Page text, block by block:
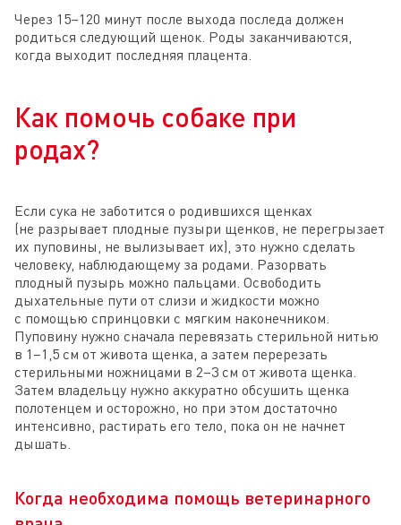
Через 15–120 минут после выхода последа должен
родиться следующий щенок. Роды заканчиваются,
когда выходит последняя плацента.
Как помочь собаке при
родах?
Если сука не заботится о родившихся щенках
(не разрывает плодные пузыри щенков, не перегрызает
их пуповины, не вылизывает их), это нужно сделать
человеку, наблюдающему за родами. Разорвать
плодный пузырь можно пальцами. Освободить
дыхательные пути от слизи и жидкости можно
с помощью спринцовки с мягким наконечником.
Пуповину нужно сначала перевязать стерильной нитью
в 1–1,5 см от живота щенка, а затем перерезать
стерильными ножницами в 2–3 см от живота щенка.
Затем владельцу нужно аккуратно обсушить щенка
полотенцем и осторожно, но при этом достаточно
интенсивно, растирать его тело, пока он не начнет
дышать.
Когда необходима помощь ветеринарного